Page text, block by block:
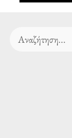
Search